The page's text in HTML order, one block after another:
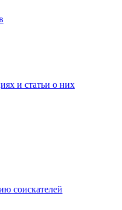
и статьи о них
соискателей